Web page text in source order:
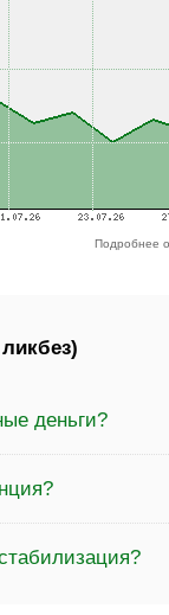
Подробнее
деньги?